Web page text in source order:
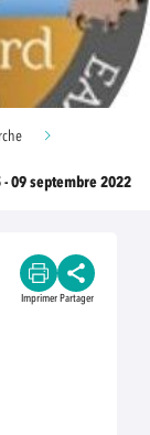
- 09 septembre 2022
Imprimer Partager